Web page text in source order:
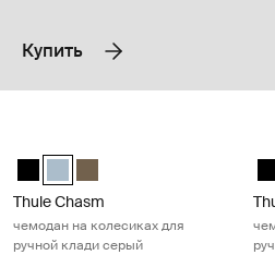
Купить
Thule Chasm wheeled carry-on
Thule Chasm wheeled carry-on
Thule Chasm wheeled
Thule Chasm
чемодан на колесиках для
ручной клади серый